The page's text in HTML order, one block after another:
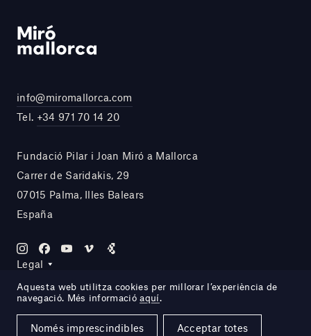
info@miromallorca.com
Tel. +34 971 70 14 20
Fundació Pilar i Joan Miró a Mallorca
Carrer de Saridakis, 29
07015 Palma, Illes Balears
España
Legal
Site by DOMO—A
Aquesta web utilitza cookies per millorar l’experiència de
navegació. Més informacióaquí.
Només imprescindibles Acceptar totes